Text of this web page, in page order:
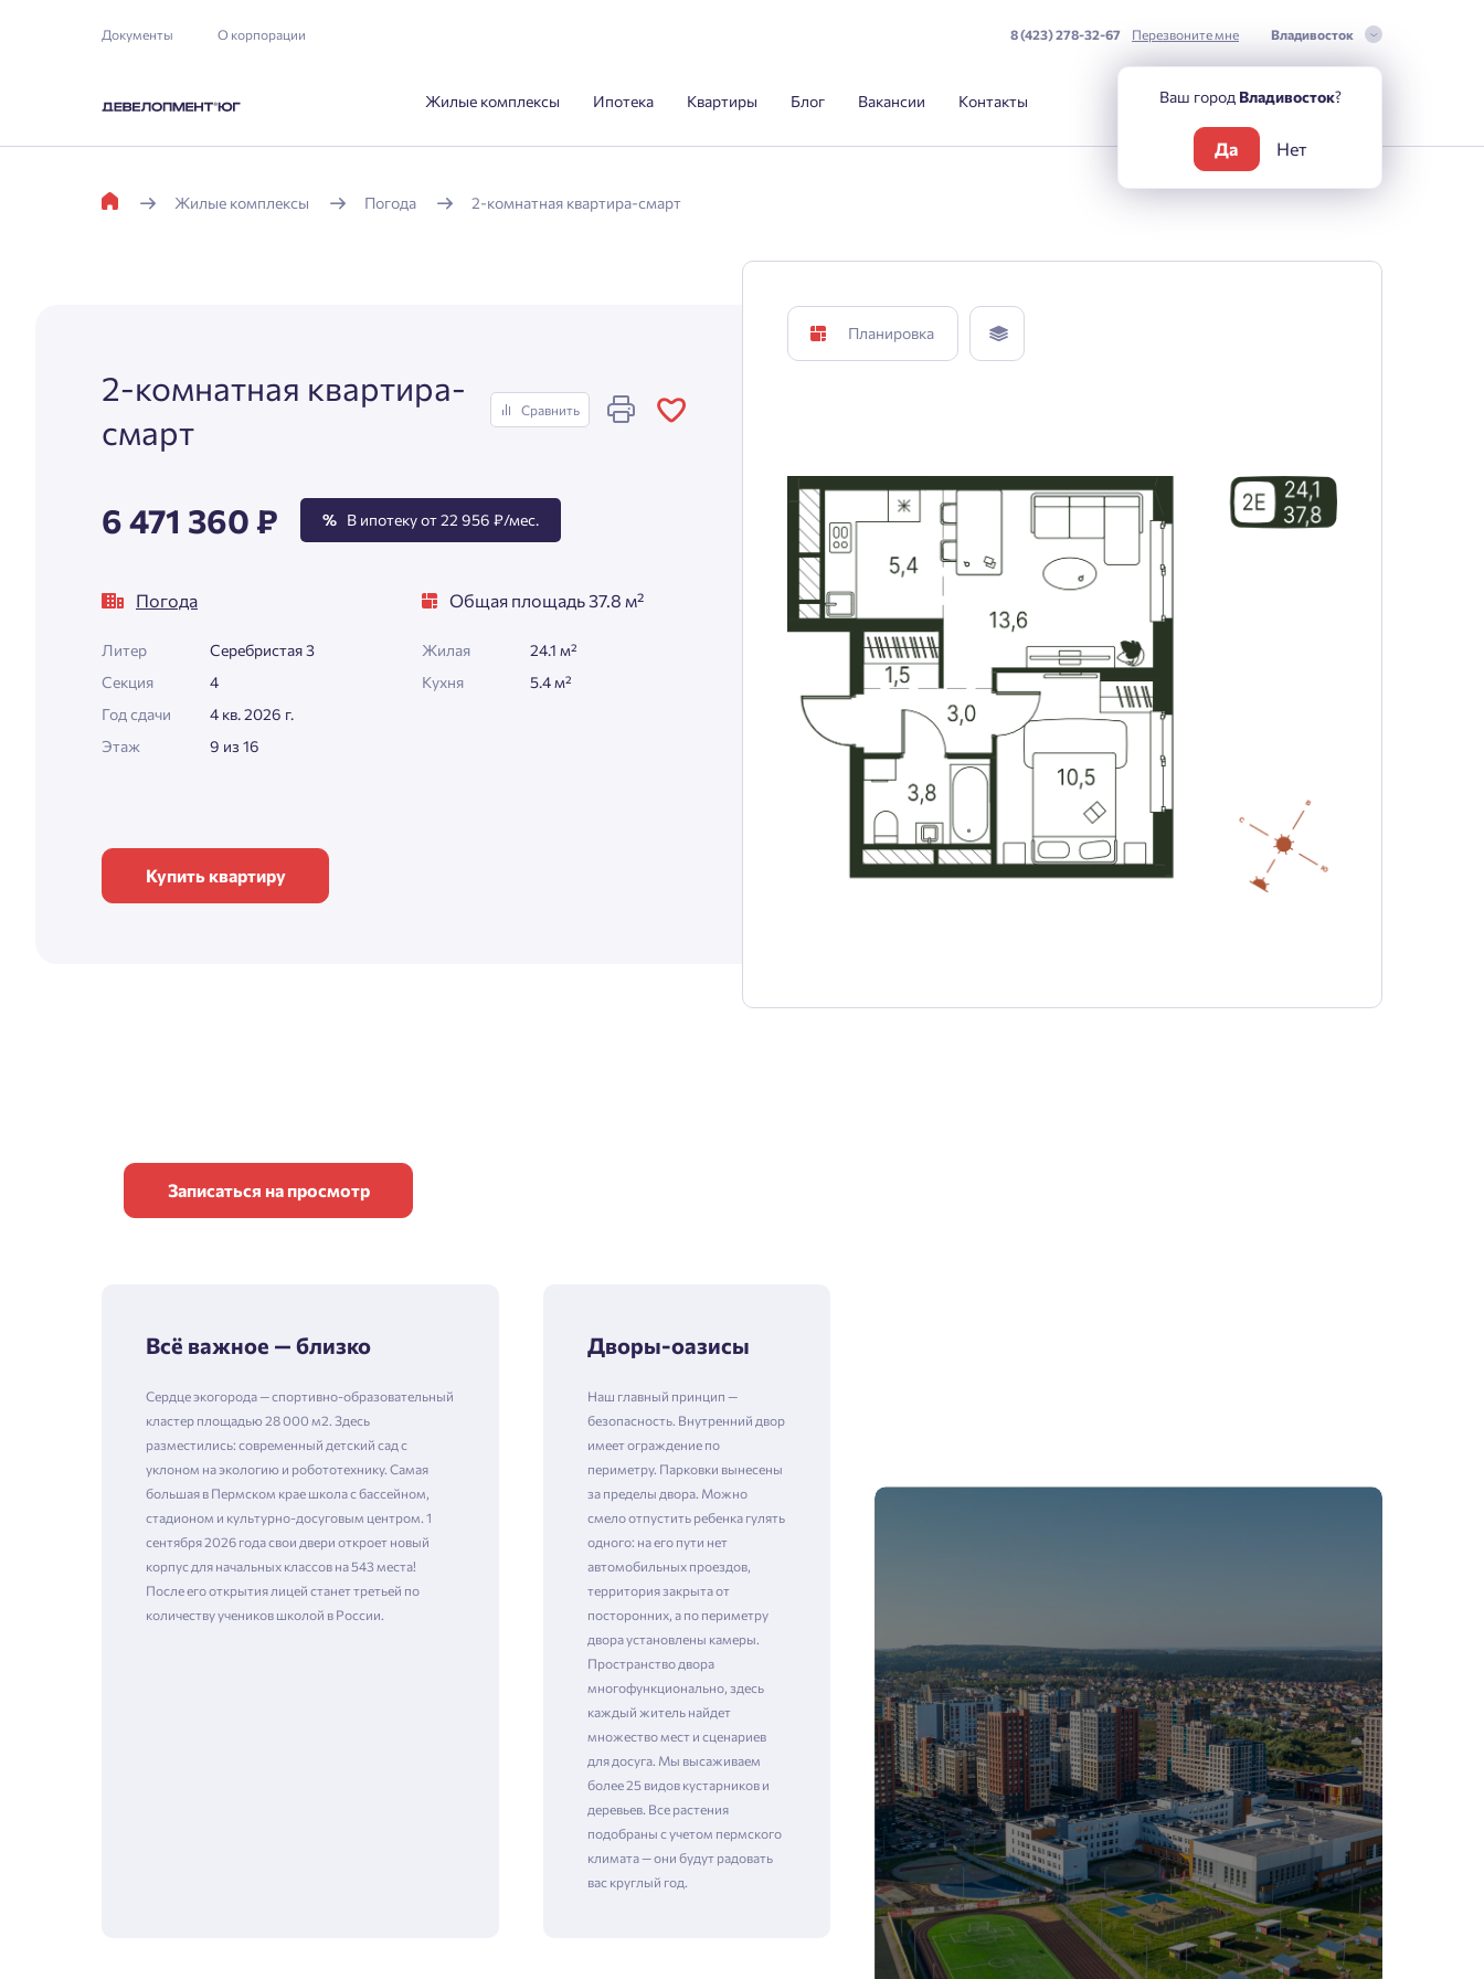
Документы О корпорации 8 (423) 278-32-67 Перезвоните мне Владивосток
Жилые комплексы Ипотека Квартиры Блог Вакансии Контакты
Жилые комплексы Погода 2-комнатная квартира-смарт
2-комнатная квартира-
смарт
Сравнить
6 471 360 ₽ % В ипотеку от 22 956 ₽/мес.
Погода
Литер
Серебристая 3
Секция
4
Год сдачи
4 кв. 2026 г.
Этаж
9 из 16
Общая площадь 37.8 м²
Жилая
24.1 м²
Кухня
5.4 м²
Купить квартиру
Планировка
Записаться на просмотр
Всё важное — близко
Сердце экогорода — спортивно-образовательный
кластер площадью 28 000 м2. Здесь
разместились: современный детский сад с
уклоном на экологию и робототехнику. Самая
большая в Пермском крае школа с бассейном,
стадионом и культурно-досуговым центром. 1
сентября 2026 года свои двери откроет новый
корпус для начальных классов на 543 места!
После его открытия лицей станет третьей по
количеству учеников школой в России.
Дворы-оазисы
Наш главный принцип —
безопасность. Внутренний двор
имеет ограждение по
периметру. Парковки вынесены
за пределы двора. Можно
смело отпустить ребенка гулять
одного: на его пути нет
автомобильных проездов,
территория закрыта от
посторонних, а по периметру
двора установлены камеры. ​​​​​​​
Пространство двора
многофункционально, здесь
каждый житель найдет
множество мест и сценариев
для досуга. Мы высаживаем
более 25 видов кустарников и
деревьев. Все растения
подобраны с учетом пермского
климата — они будут радовать
вас круглый год.
Ваш город Владивосток?
Да Нет